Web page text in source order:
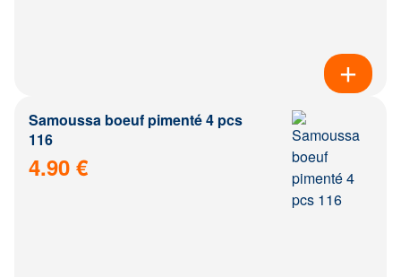
Samoussa boeuf pimenté 4 pcs
116
4.90 €